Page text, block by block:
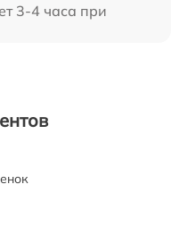
3-4 часа при